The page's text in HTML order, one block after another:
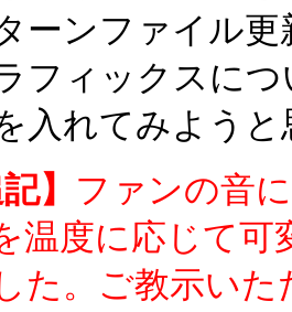
ーンファイル
フィックスに
入れてみよう
】 ファンの音
温度に応じて
た。ご教示い